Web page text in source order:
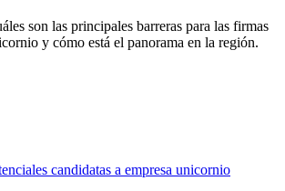
son las principales barreras para las firmas
y cómo está el panorama en la región.